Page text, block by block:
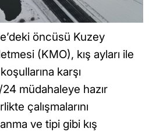
öncüsü Kuzey
(KMO), kış ayları ile
karşı
müdahaleye hazır
çalışmalarını
ve tipi gibi kış